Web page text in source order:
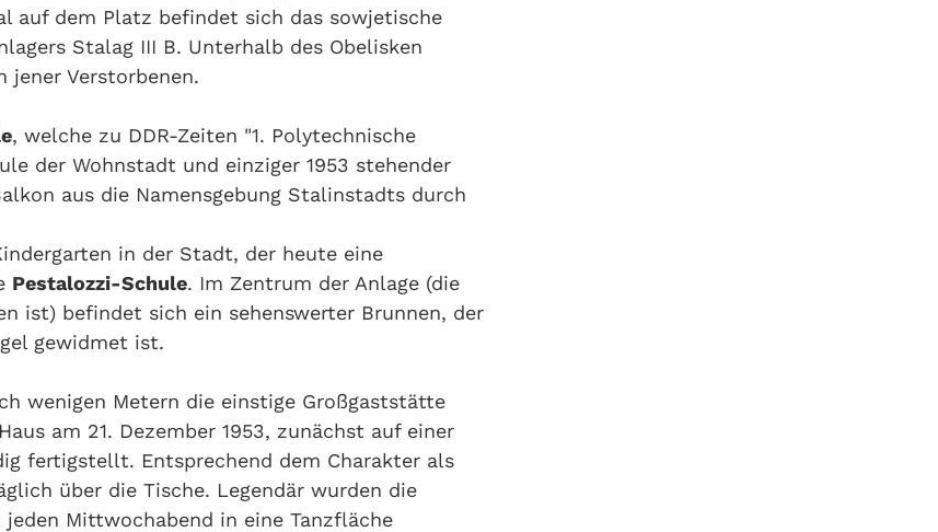
auf dem Platz befindet sich das sowjetische
Stalag III B. Unterhalb des Obelisken
jener Verstorbenen.
, welche zu DDR-Zeiten "1. Polytechnische
der Wohnstadt und einziger 1953 stehender
aus die Namensgebung Stalinstadts durch
in der Stadt, der heute eine
Pestalozzi-Schule. Im Zentrum der Anlage (die
ist) befindet sich ein sehenswerter Brunnen, der
gewidmet ist.
wenigen Metern die einstige Großgaststätte
am 21. Dezember 1953, zunächst auf einer
fertigstellt. Entsprechend dem Charakter als
über die Tische. Legendär wurden die
Mittwochabend in eine Tanzfläche